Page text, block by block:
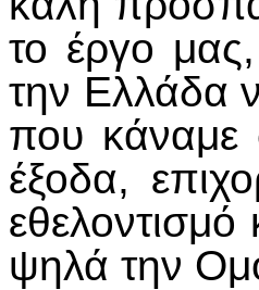
το έργο
την Ελλάδα
που κάναμε
έξοδα,
ψηλά την